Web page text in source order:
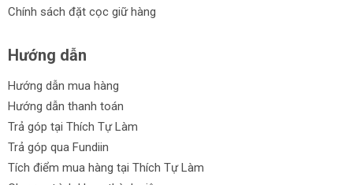
Chính sách đặt cọc giữ hàng
Hướng dẫn
Hướng dẫn mua hàng
Hướng dẫn thanh toán
Trả góp tại Thích Tự Làm
Trả góp qua Fundiin
Tích điểm mua hàng tại Thích Tự Làm